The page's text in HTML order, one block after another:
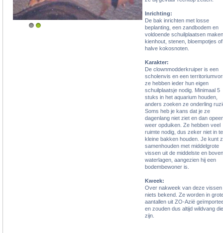
Inrichting:
De bak inrichten met losse
beplanting, een zandbodem en
voldoende schuilplaatsen
kienhout, stenen, bloempotjes of
halve kokosnoten.
Karakter:
De clownmodderkruiper is een
scholenvis en een
ze hebben ieder hun eigen
schuilplaatsje nodig. Minimaal 5
stuks in het aquarium houden,
anders zoeken ze onderling
Soms heb je kans dat je ze
dagenlang niet ziet en dan
weer opduiken. Ze hebben veel
ruimte nodig, dus zeker niet in te
kleine bakken houden. Je kunt
samenhouden met middelgrote
vissen uit de middelste en
waterlagen, aangezien hij een
bodembewoner is.
Kweek:
Over nakweek van deze vissen
niets bekend. Ze worden in
aantallen uit ZO-Azië
en zouden dus altijd wildvang
zijn.